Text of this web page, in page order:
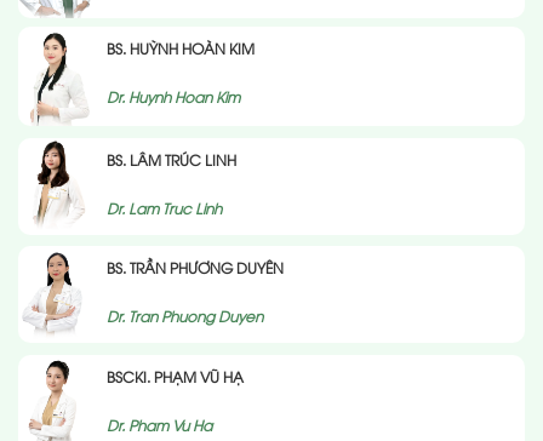
BS. HUỲNH HOÀN KIM
Dr. Huynh Hoan Kim
BS. LÂM TRÚC LINH
Dr. Lam Truc Linh
BS. TRẦN PHƯƠNG DUYÊN
Dr. Tran Phuong Duyen
BSCKI. PHẠM VŨ HẠ
Dr. Pham Vu Ha